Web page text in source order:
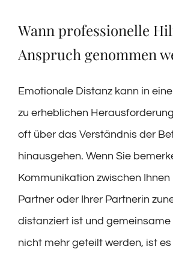
Wann professionelle
Anspruch genommen
Emotionale Distanz kann in
zu erheblichen
oft über das Verständnis der
hinausgehen. Wenn Sie
Kommunikation zwischen Ihnen
Partner oder Ihrer Partnerin
distanziert ist und gemeinsame
nicht mehr geteilt werden, ist